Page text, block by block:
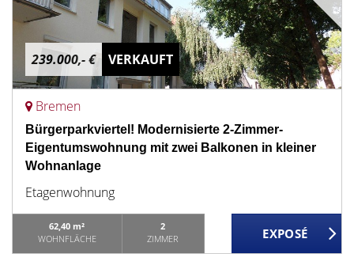
239.000,- € VERKAUFT
Bremen
Bürgerparkviertel! Modernisierte 2-Zimmer-
Eigentumswohnung mit zwei Balkonen in kleiner
Wohnanlage
Etagenwohnung
62,40 m²
WOHNFLÄCHE
2
ZIMMER